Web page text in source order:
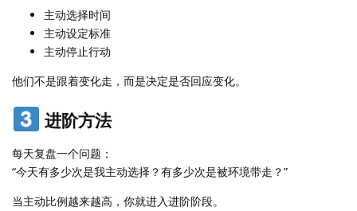
主动选择时间
主动设定标准
主动停止行动
他们不是跟着变化走，而是决定是否回应变化。
进阶方法
每天复盘一个问题：
“今天有多少次是我主动选择？有多少次是被环境带走？”
当主动比例越来越高，你就进入进阶阶段。